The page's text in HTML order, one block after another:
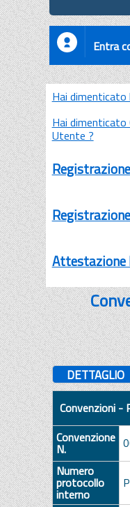
Entra
Hai dimenticato
Hai dimenticato
Utente ?
Attestazione
DETTAGLIO
Convenzioni -
Convenzione
N.
Numero
protocollo
interno